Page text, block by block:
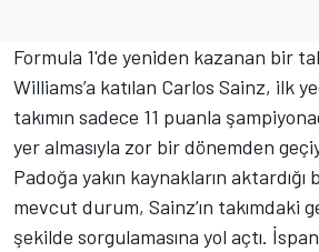
Formula 1'de yeniden kazanan bir
Williams’a katılan Carlos Sainz, ilk
takımın sadece 11 puanla
yer almasıyla zor bir dönemden
Padoğa yakın kaynakların aktardığı
mevcut durum, Sainz’ın takımdaki
şekilde sorgulamasına yol açtı.